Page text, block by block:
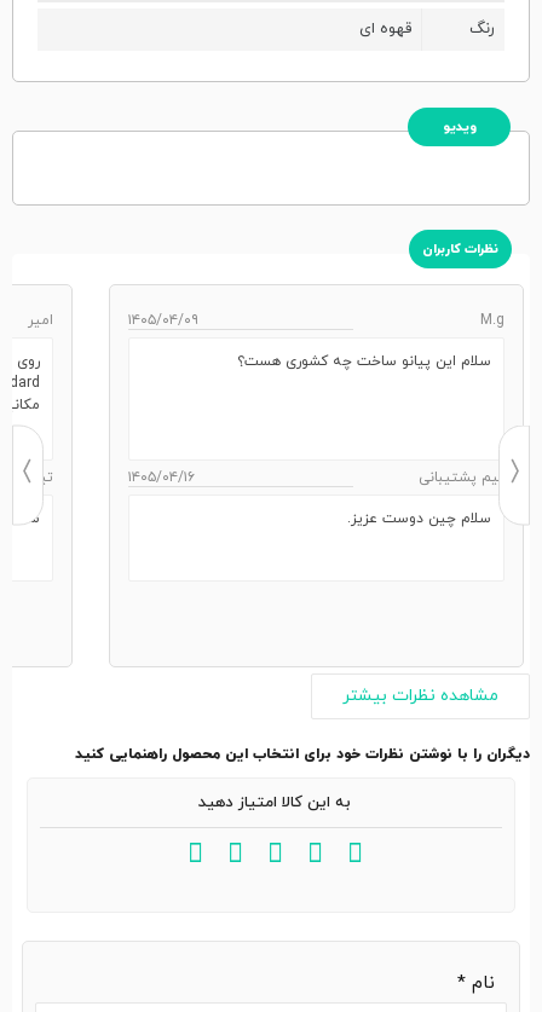
رنگ قهوه ای
ویدیو
نظرات کاربران
M.g ۱۴۰۵/۰۴/۰۹
سلام این پیانو ساخت چه کشوری هست؟
تیم پشتیبانی ۱۴۰۵/۰۴/۱۶
سلام چین دوست عزیز.
امیر
تیم
سلام
مشاهده نظرات بیشتر
دیگران را با نوشتن نظرات خود برای انتخاب این محصول راهنمایی کنید
نام *
به این کالا امتیاز دهید